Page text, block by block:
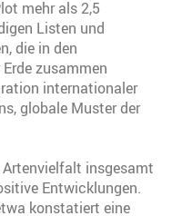
mehr als 2,5
Listen und
die in den
zusammen
internationaler
globale Muster der
insgesamt
Entwicklungen.
konstatiert eine